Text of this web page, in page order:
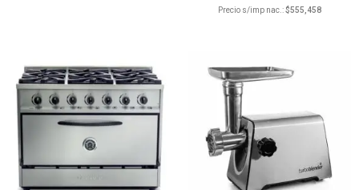
Precio s/imp nac.:$555,458